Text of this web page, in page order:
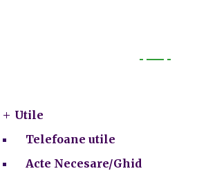
Utile
Telefoane utile
Acte Necesare/Ghid